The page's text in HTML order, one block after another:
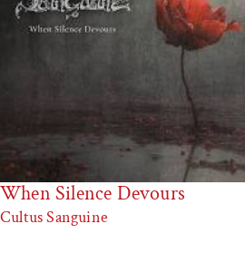
When Silence Devours
Cultus Sanguine